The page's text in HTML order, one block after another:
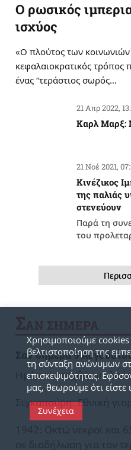
Ο ρωσικός
ισχύος
«Ο πλούτος των
κεφαλαιοκρατικός τρόπος
ένας “τεράστιος σωρός…
21 Απρ 2022,
Καρλ Μαρξ:
21 Νοέ 2021,
Κινέζικος
της παλιάς
στενεύουν
Παρά τη
του
Σαν σήμερα 9
Ημέρα αυτοχθόνων
Σιγκαπούρη: Εθνική
Χρησιμοποιούμε cookies
βελτιστοποίηση της
τη σύνταξη ανώνυμων
επισκεψιμότητας.
μας, θεωρούμε ότι είστε
Συνέχεια